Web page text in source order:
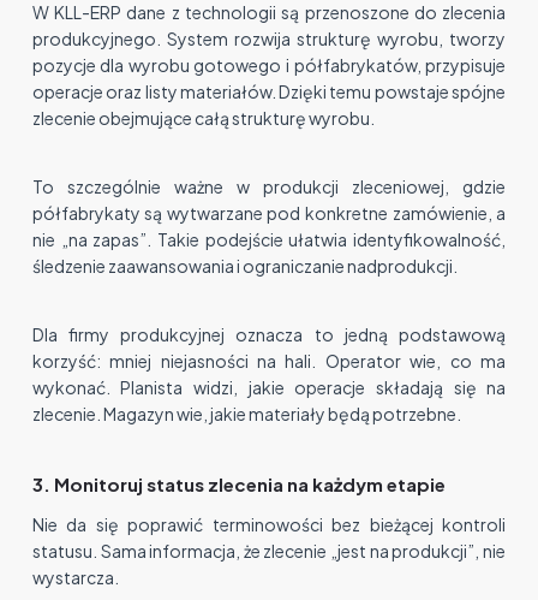
W KLL-ERP dane z technologii są przenoszone do zlecenia
produkcyjnego. System rozwija strukturę wyrobu, tworzy
pozycje dla wyrobu gotowego i półfabrykatów, przypisuje
operacje oraz listy materiałów. Dzięki temu powstaje spójne
zlecenie obejmujące całą strukturę wyrobu.
To szczególnie ważne w produkcji zleceniowej, gdzie
półfabrykaty są wytwarzane pod konkretne zamówienie, a
nie „na zapas”. Takie podejście ułatwia identyfikowalność,
śledzenie zaawansowania i ograniczanie nadprodukcji.
Dla firmy produkcyjnej oznacza to jedną podstawową
korzyść: mniej niejasności na hali. Operator wie, co ma
wykonać. Planista widzi, jakie operacje składają się na
zlecenie. Magazyn wie, jakie materiały będą potrzebne.
3. Monitoruj status zlecenia na każdym etapie
Nie da się poprawić terminowości bez bieżącej kontroli
statusu. Sama informacja, że zlecenie „jest na produkcji”, nie
wystarcza.